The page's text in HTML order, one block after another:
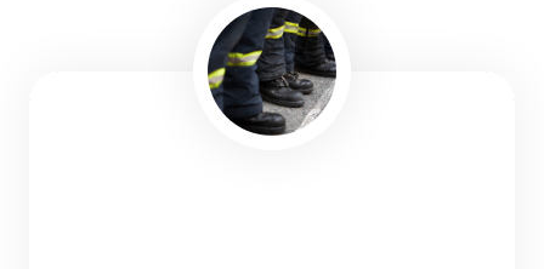
Le mandat du Service de formation des
pompiers est de produire, développer et